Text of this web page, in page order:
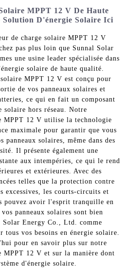
MPPT 12 V De Haute
Solution D'énergie Solaire Ici
de charge solaire MPPT 12 V
pas plus loin que Sunnal Solar
une usine leader spécialisée dans
solaire de haute qualité.
MPPT 12 V est conçu pour
de vos panneaux solaires et
ce qui en fait un composant
solaire hors réseau. Notre
MPPT 12 V utilise la technologie
maximale pour garantir que vous
solaires, même dans des
Il présente également une
aux intempéries, ce qui le rend
et extérieures. Avec des
telles que la protection contre
excessives, les courts-circuits et
pouvez avoir l'esprit tranquille en
panneaux solaires sont bien
Solar Energy Co., Ltd. comme
tous vos besoins en énergie solaire.
pour en savoir plus sur notre
MPPT 12 V et sur la manière dont
d'énergie solaire.